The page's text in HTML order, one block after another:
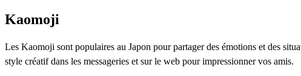
Kaomoji
Les Kaomoji sont populaires au Japon pour partager des émotions et des
style créatif dans les messageries et sur le web pour impressionner vos amis.